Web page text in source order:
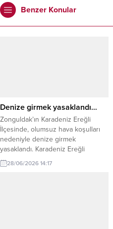
Benzer Konular
Denize girmek yasaklandı…
Zonguldak’ın Karadeniz Ereğli
İlçesinde, olumsuz hava koşulları
nedeniyle denize girmek
yasaklandı. Karadeniz Ereğli
Kaymakamlığından yapılan açıklama
şöyle: “Olumsuz hava ve deniz
28/06/2026 14:17